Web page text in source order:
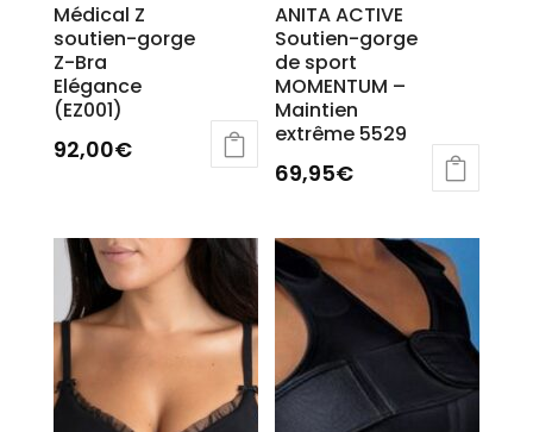
Médical Z
soutien-gorge
Z-Bra
Elégance
(EZ001)
92,00€
ANITA ACTIVE
Soutien-gorge
de sport
MOMENTUM –
Maintien
extrême 5529
69,95€
plusieurs
variations.
options
peuvent